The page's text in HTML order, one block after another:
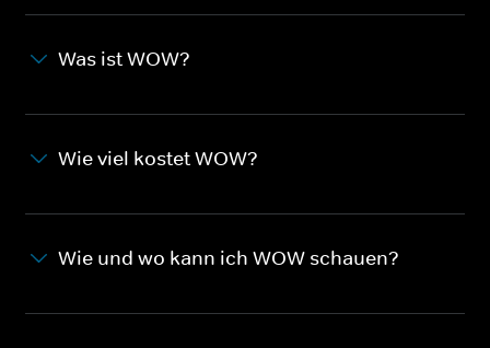
Was ist WOW?
Wie viel kostet WOW?
Wie und wo kann ich WOW schauen?